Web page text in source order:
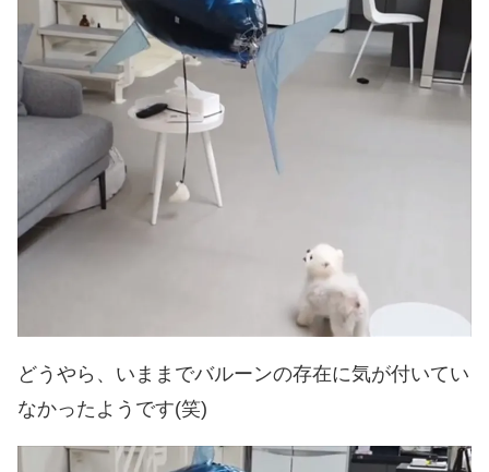
どうやら、いままでバルーンの存在に気が付いてい
なかったようです(笑)